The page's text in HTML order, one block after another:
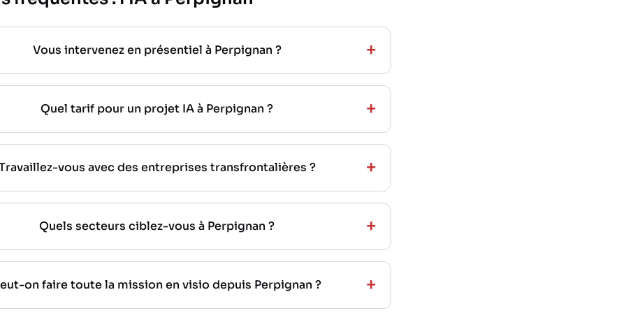
Vous intervenez en présentiel à Perpignan ? +
Quel tarif pour un projet IA à Perpignan ? +
vous avec des entreprises transfrontalières ? +
Quels secteurs ciblez-vous à Perpignan ? +
on faire toute la mission en visio depuis Perpignan ? +